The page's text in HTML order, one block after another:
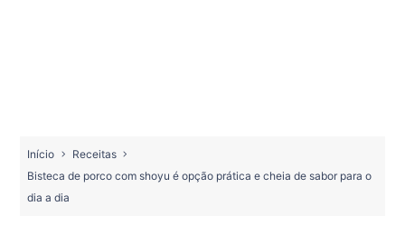
Início
Receitas
Bisteca de porco com shoyu é opção prática e cheia de sabor para o
dia a dia